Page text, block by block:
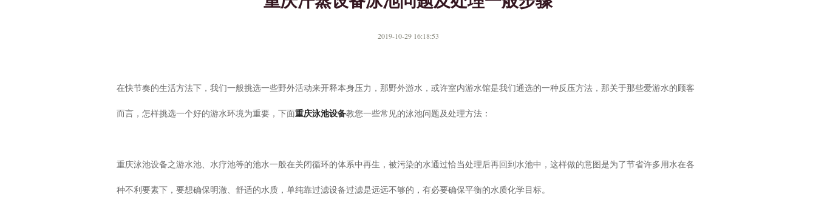
2019-10-29 16:18:53
在快节奏的生活方法下，我们一般挑选一些野外活动来开释本身压力，那野外游水，或许室内游水馆是我们通选的一种反压方法，那关于那些爱游水的顾客
而言，怎样挑选一个好的游水环境为重要，下面重庆泳池设备教您一些常见的泳池问题及处理方法：
重庆泳池设备之游水池、水疗池等的池水一般在关闭循环的体系中再生，被污染的水通过恰当处理后再回到水池中，这样做的意图是为了节省许多用水在各
种不利要素下，要想确保明澈、舒适的水质，单纯靠过滤设备过滤是远远不够的，有必要确保平衡的水质化学目标。